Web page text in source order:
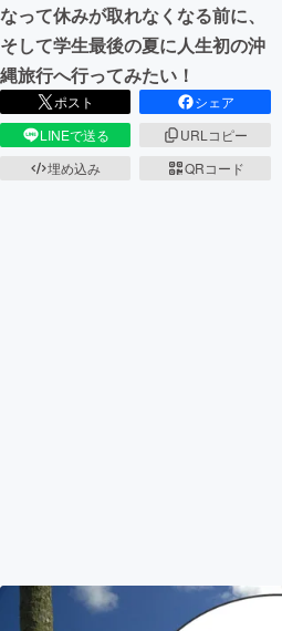
CAMPFIRE for Social Good
CAMPFIREふるさと納税
なって休みが取れなくなる前に、
そして学生最後の夏に人生初の沖
縄旅行へ行ってみたい！
ポスト
シェア
LINEで送る
URLコピー
埋め込み
QRコード